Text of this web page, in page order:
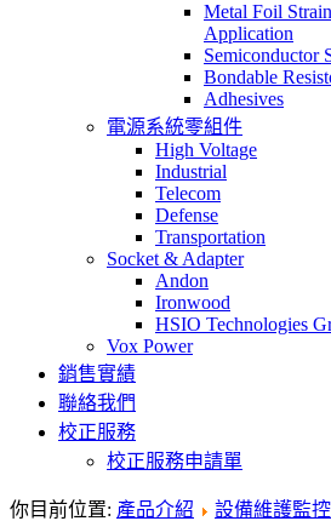
Metal Foil
Application
Semiconductor
Bondable
Adhesives
電源系統零組件
High Voltage
Industrial
Telecom
Defense
Transportation
Socket & Adapter
Andon
Ironwood
HSIO Technologies
Vox Power
銷售實績
聯絡我們
校正服務
校正服務申請單
你目前位置: 產品介紹 設備維護監控